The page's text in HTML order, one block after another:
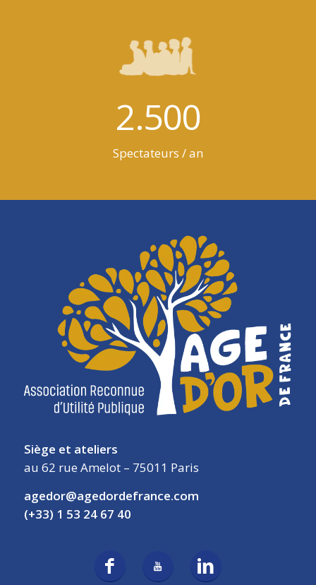
2.500
Spectateurs / an
Siège et ateliers
au 62 rue Amelot – 75011 Paris
agedor@agedordefrance.com
(+33) 1 53 24 67 40